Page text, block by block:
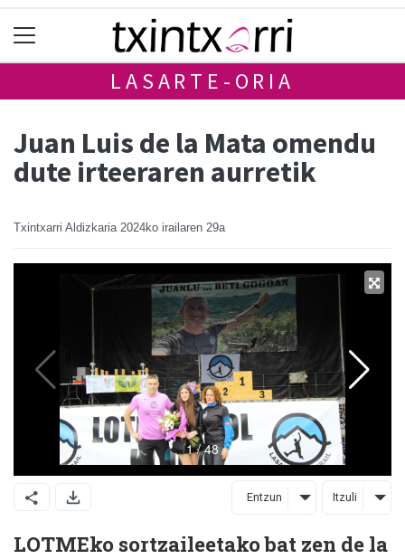
LASARTE-ORIA
Juan Luis de la Mata omendu
dute irteeraren aurretik
Txintxarri Aldizkaria 2024ko irailaren 29a
Entzun Itzuli
LOTMEko sortzaileetako bat zen de la